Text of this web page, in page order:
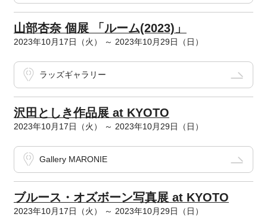
山部杏奈 個展 「ルーム(2023)」
2023年10月17日（火） ～ 2023年10月29日（日）
ラッズギャラリー
沢田としき作品展 at KYOTO
2023年10月17日（火） ～ 2023年10月29日（日）
Gallery MARONIE
ブルース・オズボーン写真展 at KYOTO
2023年10月17日（火） ～ 2023年10月29日（日）